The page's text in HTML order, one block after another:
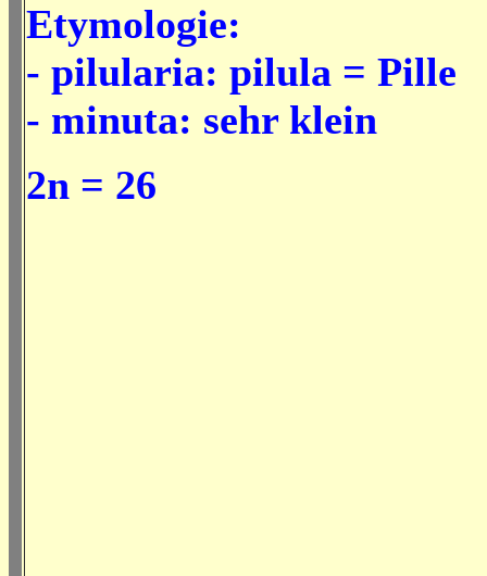
Etymologie:
- pilularia: pilula = Pille
- minuta: sehr klein
2n = 26